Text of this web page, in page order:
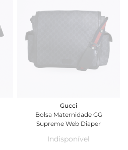
Gucci
Bolsa Maternidade GG
Supreme Web Diaper
Indisponível